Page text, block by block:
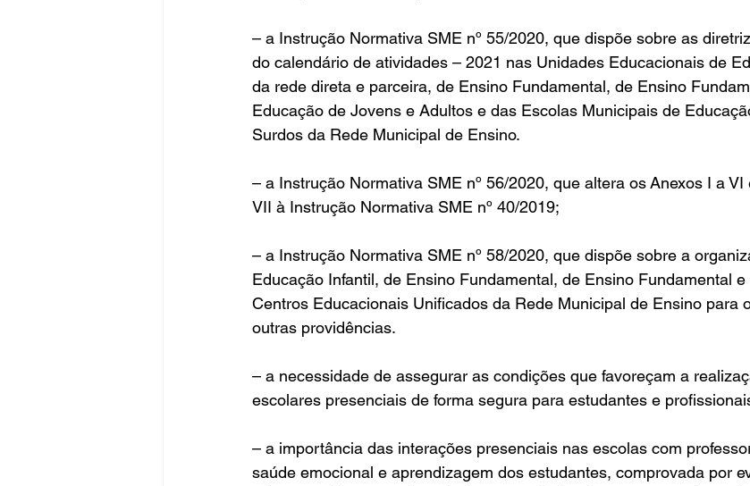
– a Instrução Normativa SME nº 55/2020, que dispõe sobre as
do calendário de atividades – 2021 nas Unidades Educacionais de
da rede direta e parceira, de Ensino Fundamental, de Ensino
Educação de Jovens e Adultos e das Escolas Municipais de
Surdos da Rede Municipal de Ensino.
– a Instrução Normativa SME nº 56/2020, que altera os Anexos I a
VII à Instrução Normativa SME nº 40/2019;
– a Instrução Normativa SME nº 58/2020, que dispõe sobre a
Educação Infantil, de Ensino Fundamental, de Ensino Fundamental
Centros Educacionais Unificados da Rede Municipal de Ensino para
outras providências.
– a necessidade de assegurar as condições que favoreçam a
escolares presenciais de forma segura para estudantes e
– a importância das interações presenciais nas escolas com
saúde emocional e aprendizagem dos estudantes, comprovada por